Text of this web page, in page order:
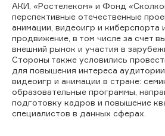
АКИ, «Ростелеком» и Фонд
перспективные отечественные
анимации, видеоигр и киберспорта
продвижение, в том числе за счет
внешний рынок и участия в
Стороны также условились
для повышения интереса
видеоигр и анимации в стране:
образовательные программы,
подготовку кадров и повышение
специалистов в данных сферах.